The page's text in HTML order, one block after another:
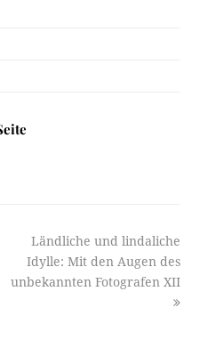
next
post:
Ländliche und lindaliche
Idylle: Mit den Augen des
unbekannten Fotografen XII